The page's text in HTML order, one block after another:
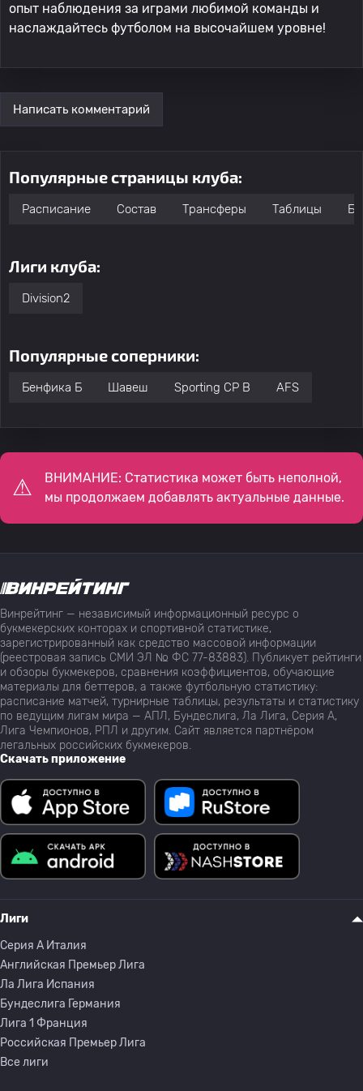
опыт наблюдения за играми любимой команды и
наслаждайтесь футболом на высочайшем уровне!
Написать комментарий
Популярные страницы клуба:
Расписание Состав Трансферы Таблицы
Лиги клуба:
Division2
Популярные соперники:
Бенфика Б Шавеш Sporting CP B AFS
ВНИМАНИЕ: Статистика может быть неполной,
мы продолжаем добавлять актуальные данные.
Винрейтинг — независимый информационный ресурс о
букмекерских конторах и спортивной статистике,
зарегистрированный как средство массовой информации
(реестровая запись СМИ ЭЛ № ФС 77-83883). Публикует рейтинги
и обзоры букмекеров, сравнения коэффициентов, обучающие
материалы для беттеров, а также футбольную статистику:
расписание матчей, турнирные таблицы, результаты и статистику
по ведущим лигам мира — АПЛ, Бундеслига, Ла Лига, Серия А,
Лига Чемпионов, РПЛ и другим. Сайт является партнёром
легальных российских букмекеров.
Скачать приложение
Лиги
Серия A Италия
Английская Премьер Лига
Ла Лига Испания
Бундеслига Германия
Лига 1 Франция
Российская Премьер Лига
Все лиги